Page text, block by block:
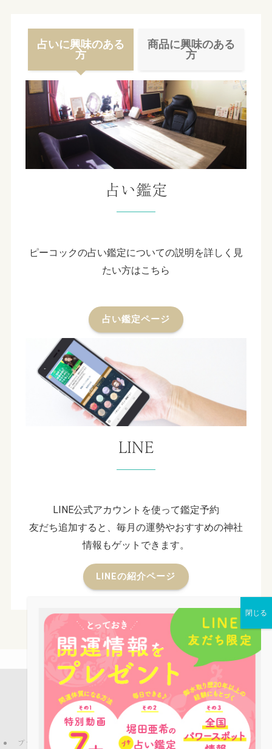
占いに興味のある
方
商品に興味のある
方
占い鑑定
ピーコックの占い鑑定についての説明を詳しく見
たい方はこちら
占い鑑定ページ
LINE
LINE公式アカウントを使って鑑定予約
友だち追加すると、毎月の運勢やおすすめの神社
情報もゲットできます。
LINEの紹介ページ
店舗案内 占い鑑定 パワーストーン
お役立ち情報
ピーコックLINE公式アカウントのご紹介
ブログ
プライバシーポリシー
特定商取引法 ご利用規約 お問い合わせ